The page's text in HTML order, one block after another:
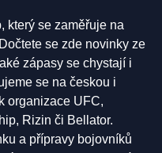
který se zaměřuje na
se zde novinky ze
zápasy se chystají i
se na českou i
organizace UFC,
Rizin či Bellator.
a přípravy bojovníků